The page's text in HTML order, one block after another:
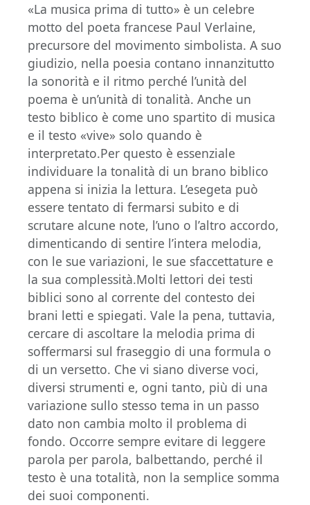
«La musica prima di tutto» è un celebre
motto del poeta francese Paul Verlaine,
precursore del movimento simbolista. A suo
giudizio, nella poesia contano innanzitutto
la sonorità e il ritmo perché l’unità del
poema è un’unità di tonalità. Anche un
testo biblico è come uno spartito di musica
e il testo «vive» solo quando è
interpretato.Per questo è essenziale
individuare la tonalità di un brano biblico
appena si inizia la lettura. L’esegeta può
essere tentato di fermarsi subito e di
scrutare alcune note, l’uno o l’altro accordo,
dimenticando di sentire l’intera melodia,
con le sue variazioni, le sue sfaccettature e
la sua complessità.Molti lettori dei testi
biblici sono al corrente del contesto dei
brani letti e spiegati. Vale la pena, tuttavia,
cercare di ascoltare la melodia prima di
soffermarsi sul fraseggio di una formula o
di un versetto. Che vi siano diverse voci,
diversi strumenti e, ogni tanto, più di una
variazione sullo stesso tema in un passo
dato non cambia molto il problema di
fondo. Occorre sempre evitare di leggere
parola per parola, balbettando, perché il
testo è una totalità, non la semplice somma
dei suoi componenti.